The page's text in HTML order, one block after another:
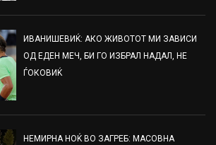
ИВАНИШЕВИЌ: АКО ЖИВОТОТ МИ ЗАВИСИ
ОД ЕДЕН МЕЧ, БИ ГО ИЗБРАЛ НАДАЛ, НЕ
ЃОКОВИЌ
НЕМИРНА НОЌ ВО ЗАГРЕБ: МАСОВНА